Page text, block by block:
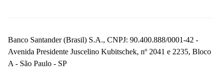
Banco Santander (Brasil) S.A., CNPJ: 90.400.888/0001-42 -
Avenida Presidente Juscelino Kubitschek, nº 2041 e 2235, Bloco
A - São Paulo - SP